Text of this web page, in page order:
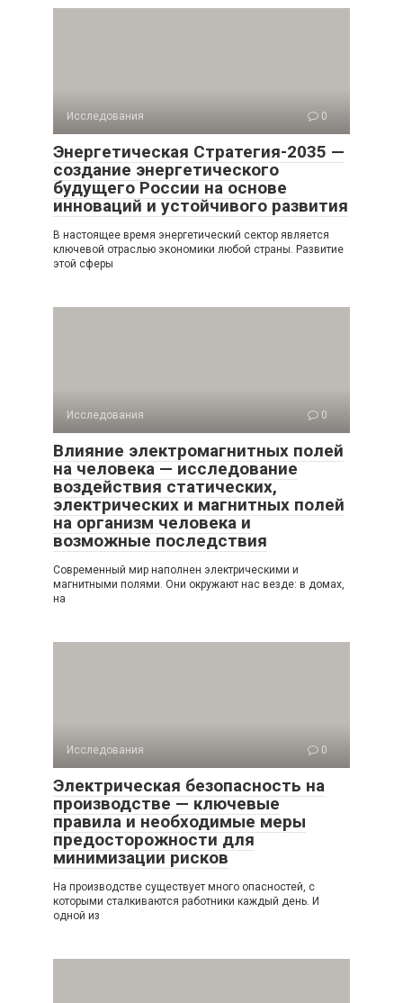
Исследования 0
Энергетическая Стратегия-2035 —
создание энергетического
будущего России на основе
инноваций и устойчивого развития
В настоящее время энергетический сектор является
ключевой отраслью экономики любой страны. Развитие
этой сферы
Исследования 0
Влияние электромагнитных полей
на человека — исследование
воздействия статических,
электрических и магнитных полей
на организм человека и
возможные последствия
Современный мир наполнен электрическими и
магнитными полями. Они окружают нас везде: в домах,
на
Исследования 0
Электрическая безопасность на
производстве — ключевые
правила и необходимые меры
предосторожности для
минимизации рисков
На производстве существует много опасностей, с
которыми сталкиваются работники каждый день. И
одной из